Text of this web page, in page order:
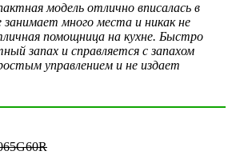
модель отлично вписалась в
занимает много места и никак не
помощница на кухне. Быстро
запах и справляется с запахом
управлением и не издает